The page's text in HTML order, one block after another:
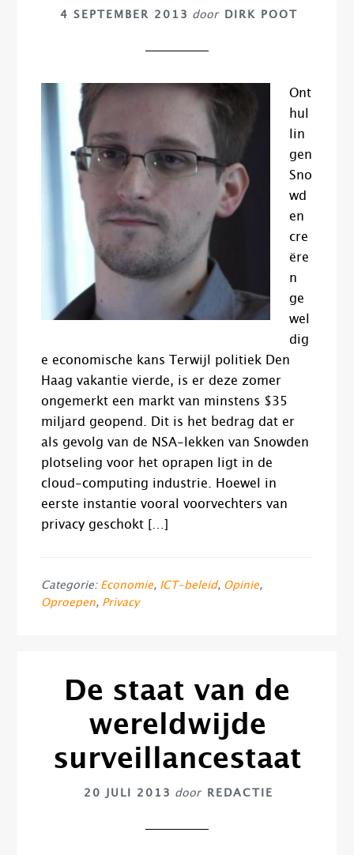
4 SEPTEMBER 2013 door DIRK POOT
Ont
hul
lin
gen
Sno
wd
en
cre
ëre
n
ge
wel
dig
e economische kans Terwijl politiek Den
Haag vakantie vierde, is er deze zomer
ongemerkt een markt van minstens $35
miljard geopend. Dit is het bedrag dat er
als gevolg van de NSA-lekken van Snowden
plotseling voor het oprapen ligt in de
cloud-computing industrie. Hoewel in
eerste instantie vooral voorvechters van
privacy geschokt […]
Categorie: Economie, ICT-beleid, Opinie,
Oproepen, Privacy
De staat van de
wereldwijde
surveillancestaat
20 JULI 2013 door REDACTIE